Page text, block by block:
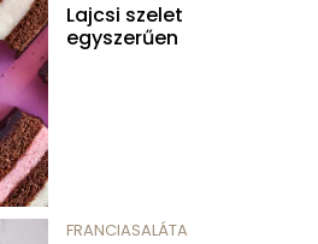
Lajcsi szelet
egyszerűen
FRANCIASALÁTA